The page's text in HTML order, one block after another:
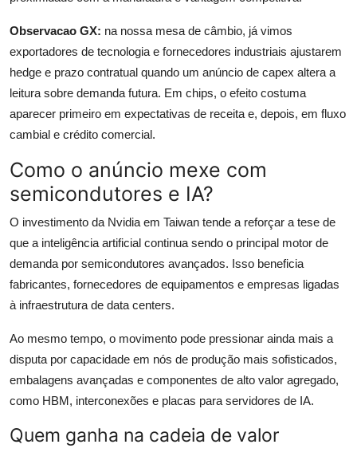
Observacao GX: na nossa mesa de câmbio, já vimos
exportadores de tecnologia e fornecedores industriais ajustarem
hedge e prazo contratual quando um anúncio de capex altera a
leitura sobre demanda futura. Em chips, o efeito costuma
aparecer primeiro em expectativas de receita e, depois, em fluxo
cambial e crédito comercial.
Como o anúncio mexe com
semicondutores e IA?
O investimento da Nvidia em Taiwan tende a reforçar a tese de
que a inteligência artificial continua sendo o principal motor de
demanda por semicondutores avançados. Isso beneficia
fabricantes, fornecedores de equipamentos e empresas ligadas
à infraestrutura de data centers.
Ao mesmo tempo, o movimento pode pressionar ainda mais a
disputa por capacidade em nós de produção mais sofisticados,
embalagens avançadas e componentes de alto valor agregado,
como HBM, interconexões e placas para servidores de IA.
Quem ganha na cadeia de valor